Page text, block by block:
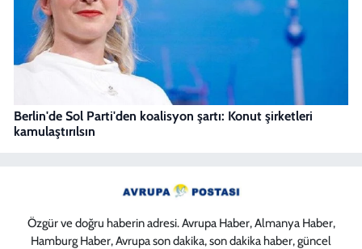
Berlin'de Sol Parti'den koalisyon şartı: Konut şirketleri
kamulaştırılsın
Özgür ve doğru haberin adresi. Avrupa Haber, Almanya Haber,
Hamburg Haber, Avrupa son dakika, son dakika haber, güncel